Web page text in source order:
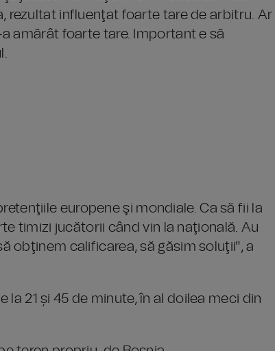
rezultat influenţat foarte tare de arbitru. Ar
amărât foarte tare. Important e să
europene şi mondiale. Ca să fii la
timizi jucătorii când vin la naţională. Au
obţinem calificarea, să găsim soluţii", a
la 21 și 45 de minute, în al doilea meci din